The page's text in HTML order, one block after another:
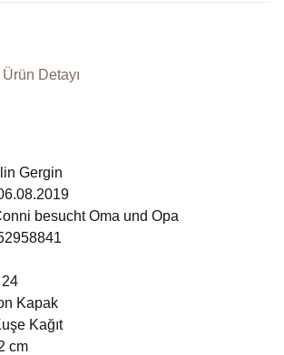
Ürün Detayı
Gergin
besucht Oma und Opa
24
Kapak
Kağıt
cm